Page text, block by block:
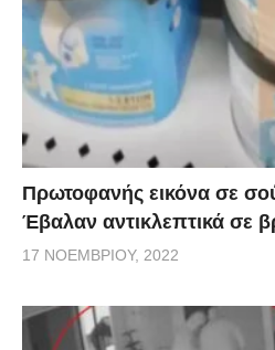
Πρωτοφανής εικόνα σε
Έβαλαν αντικλεπτικά σε
17 ΝΟΕΜΒΡΊΟΥ, 2022